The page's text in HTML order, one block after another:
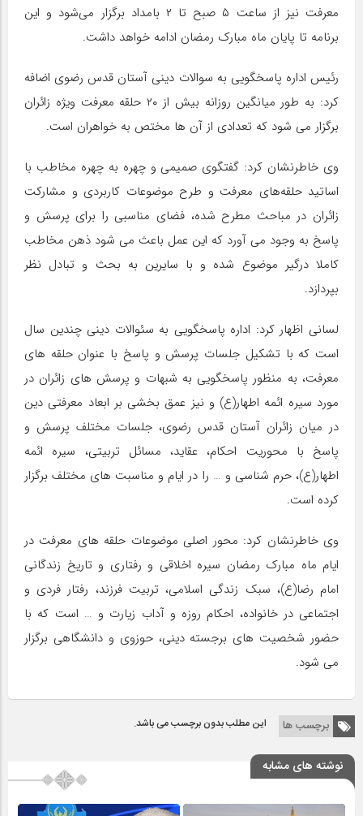
معرفت نیز از ساعت ۵ صبح تا ۲ بامداد برگزار می‌شود و این
برنامه تا پایان ماه مبارک رمضان ادامه خواهد داشت.
رئیس اداره پاسخگویی به سوالات دینی آستان قدس رضوی اضافه
کرد:‌ به طور میانگین روزانه بیش از ۲۰ حلقه معرفت ویژه زائران
برگزار می شود که تعدادی از آن ها مختص به خواهران است.
وی خاطرنشان کرد: گفتگوی صمیمی و چهره به چهره مخاطب با
اساتید حلقه‌های معرفت و طرح موضوعات کاربردی و مشارکت
زائران در مباحث مطرح شده، فضای مناسبی را برای پرسش و
پاسخ به وجود می آورد که این عمل باعث می شود ذهن مخاطب
کاملا درگیر موضوع شده و با سایرین به بحث و تبادل نظر
بپردازد.
لسانی اظهار کرد: اداره پاسخگویی به سئوالات دینی چندین سال
است که با تشکیل جلسات پرسش و پاسخ با عنوان حلقه های
معرفت، به منظور پاسخگویی به شبهات و پرسش های زائران در
مورد سیره ائمه اطهار(ع) و نیز عمق بخشی بر ابعاد معرفتی دین
در میان زائران آستان قدس رضوی، جلسات مختلف پرسش و
پاسخ با محوریت احکام، عقاید، مسائل تربیتی، سیره ائمه
اطهار(ع)، حرم شناسی و … را در ایام و مناسبت های مختلف برگزار
کرده است.
وی خاطرنشان کرد:‌ محور اصلی موضوعات حلقه های معرفت در
ایام ماه مبارک رمضان سیره اخلاقی و رفتاری و تاریخ زندگانی
امام رضا(ع)، سبک زندگی اسلامی، تربیت فرزند، رفتار فردی و
اجتماعی در خانواده، احکام روزه و آداب زیارت و … است که با
حضور شخصیت های برجسته دینی، حوزوی و دانشگاهی برگزار
می شود.
برچسب ها این مطلب بدون برچسب می باشد.
نوشته های مشابه